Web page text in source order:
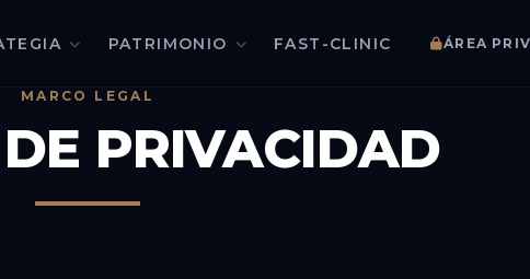
PATRIMONIO FAST-CLINIC ÁREA
MARCO LEGAL
PRIVACIDAD